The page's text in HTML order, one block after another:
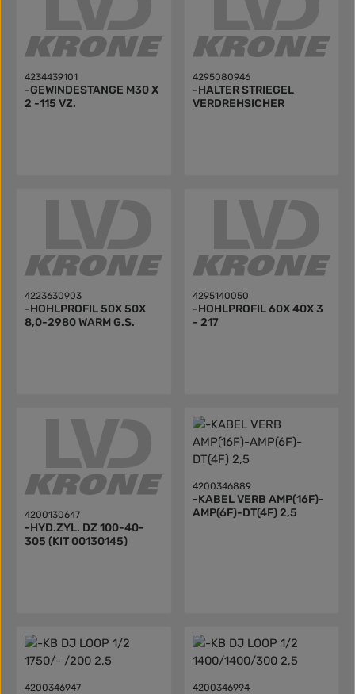
4234439101
-GEWINDESTANGE M30 X
2 -115 VZ.
4295080946
-HALTER STRIEGEL
VERDREHSICHER
4223630903
-HOHLPROFIL 50X 50X
8,0-2980 WARM G.S.
4295140050
-HOHLPROFIL 60X 40X 3
- 217
4200130647
-HYD.ZYL. DZ 100-40-
305 (KIT 00130145)
4200346889
-KABEL VERB AMP(16F)-
AMP(6F)-DT(4F) 2,5
4200346947 4200346994